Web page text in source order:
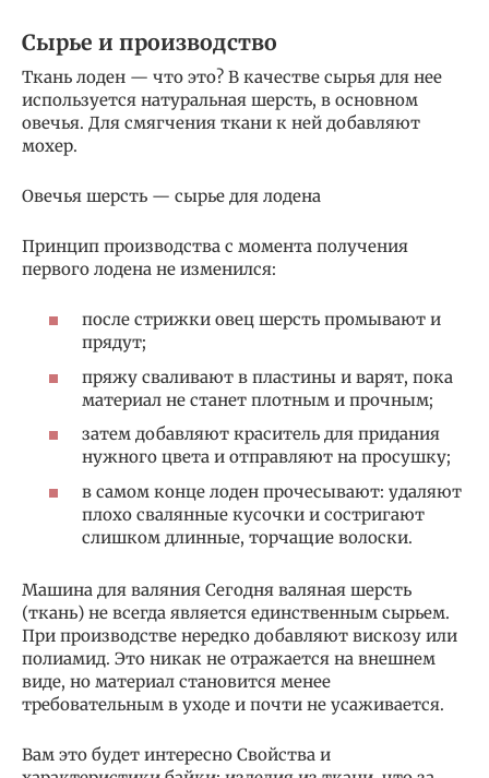
Сырье и производство
Ткань лоден — что это? В качестве сырья для нее
используется натуральная шерсть, в основном
овечья. Для смягчения ткани к ней добавляют
мохер.
Овечья шерсть — сырье для лодена
Принцип производства с момента получения
первого лодена не изменился:
после стрижки овец шерсть промывают и
прядут;
пряжу сваливают в пластины и варят, пока
материал не станет плотным и прочным;
затем добавляют краситель для придания
нужного цвета и отправляют на просушку;
в самом конце лоден прочесывают: удаляют
плохо свалянные кусочки и состригают
слишком длинные, торчащие волоски.
Машина для валяния Сегодня валяная шерсть
(ткань) не всегда является единственным сырьем.
При производстве нередко добавляют вискозу или
полиамид. Это никак не отражается на внешнем
виде, но материал становится менее
требовательным в уходе и почти не усаживается.
Вам это будет интересно Свойства и